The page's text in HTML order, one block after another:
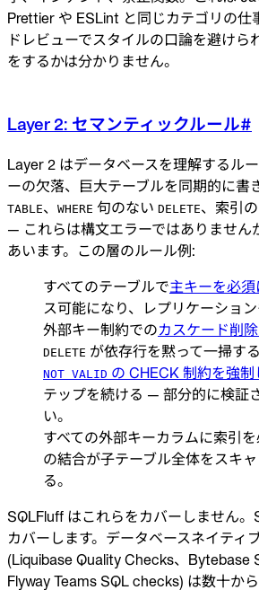
Prettier や ESLint と同じカテゴリの仕
ドレビューでスタイルの口論を避けら
をするかは分かりません。
Layer 2: セマンティックルール#
Layer 2 はデータベースを理解するル
ーの欠落、巨大テーブルを同期的に書
TABLE、 WHERE 句のない DELETE、索引
— これらは構文エラーではありません
あいます。この層のルール例:
すべてのテーブルで主キーを必須
ス可能になり、レプリケーション
外部キー制約でのカスケード削
DELETE が依存行を黙って一掃す
NOT VALID の CHECK 制約を強制
テップを続ける — 部分的に検証
い。
すべての外部キーカラムに索引
の結合が子テーブル全体をスキ
る。
SQLFluff はこれらをカバーしません。
カバーします。データベースネイティ
(Liquibase Quality Checks、Bytebase
Flyway Teams SQL checks) は数十から